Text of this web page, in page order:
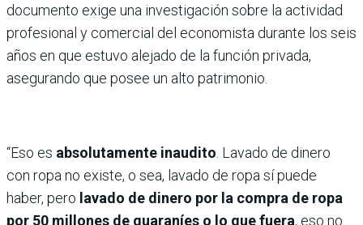
documento exige una investigación sobre la actividad
profesional y comercial del economista durante los seis
años en que estuvo alejado de la función privada,
asegurando que posee un alto patrimonio.
“Eso es absolutamente inaudito . Lavado de dinero
con ropa no existe, o sea, lavado de ropa sí puede
haber, pero lavado de dinero por la compra de ropa
por 50 millones de guaraníes o lo que fuera, eso no